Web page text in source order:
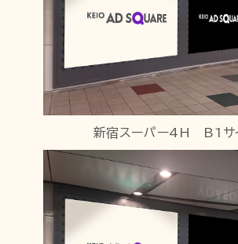
新宿スーパー4H B1サ